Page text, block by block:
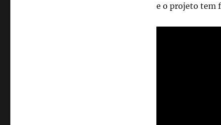
e o projeto tem